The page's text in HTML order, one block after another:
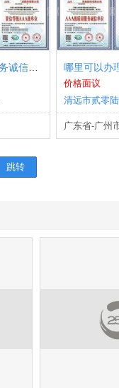
价格面议
广东省-广州
跳转